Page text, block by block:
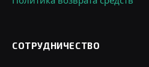
СОТРУДНИЧЕСТВО